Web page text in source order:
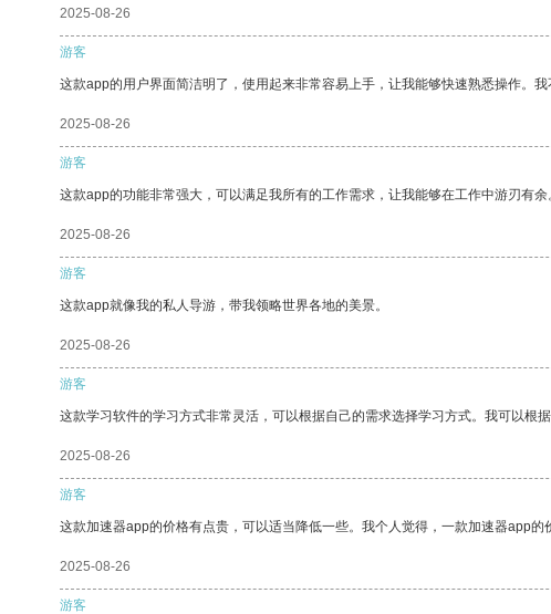
2025-08-26
游客
这款app的用户界面简洁明了，使用起来非常容易上手，让我能够快速熟悉操作。
2025-08-26
游客
这款app的功能非常强大，可以满足我所有的工作需求，让我能够在工作中游刃有余
2025-08-26
游客
这款app就像我的私人导游，带我领略世界各地的美景。
2025-08-26
游客
这款学习软件的学习方式非常灵活，可以根据自己的需求选择学习方式。我可以根
2025-08-26
游客
这款加速器app的价格有点贵，可以适当降低一些。我个人觉得，一款加速器app的
2025-08-26
游客